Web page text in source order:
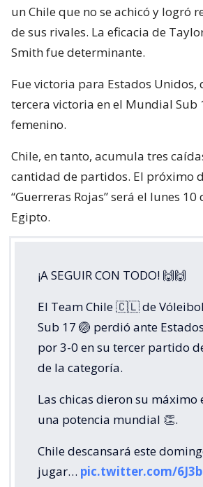
un Chile que no se achicó y logró
de sus rivales. La eficacia de
Smith fue determinante.
Fue victoria para Estados Unidos,
tercera victoria en el Mundial Sub
femenino.
Chile, en tanto, acumula tres
cantidad de partidos. El próximo
“Guerreras Rojas” será el lunes
Egipto.
¡A SEGUIR CON TODO! 🙌🙌
El Team Chile 🇨🇱 de
Sub 17 🏐 perdió ante
por 3-0 en su tercer partido
de la categoría.
Las chicas dieron su máximo
una potencia mundial 👏.
Chile descansará este
jugar… pic.twitter.com/